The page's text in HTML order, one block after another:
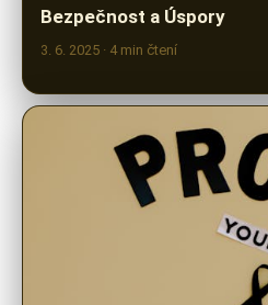
Bezpečnost a Úspory
3. 6. 2025 · 4 min čtení